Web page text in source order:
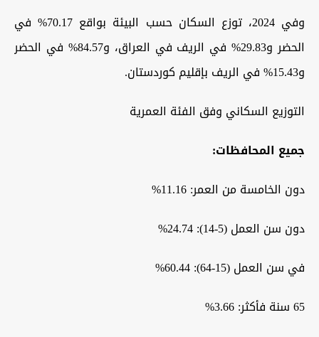
وفي 2024، توزع السكان حسب البيئة بواقع 70.17% في
الحضر و29.83% في الريف في العراق، و84.57% في الحضر
و15.43% في الريف بإقليم كوردستان.
التوزيع السكاني وفق الفئة العمرية
جميع المحافظات:
دون الخامسة من العمر: 11.16%
دون سن العمل (5-14): 24.74%
في سن العمل (15-64): 60.44%
65 سنة فأكثر: 3.66%